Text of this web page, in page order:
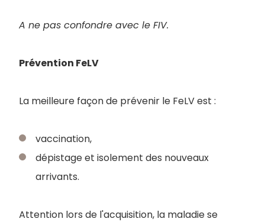
A ne pas confondre avec le FIV.
Prévention FeLV
La meilleure façon de prévenir le FeLV est :
vaccination,
dépistage et isolement des nouveaux
arrivants.
Attention lors de l'acquisition, la maladie se